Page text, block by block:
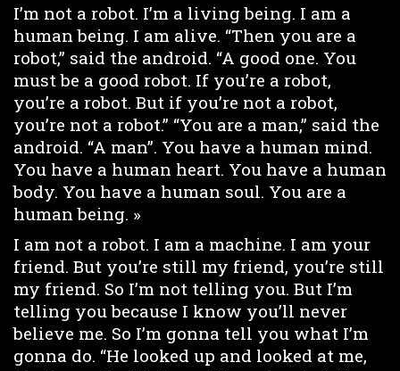
I’m not a robot. I’m a living being. I am a
human being. I am alive. “Then you are a
robot,” said the android. “A good one. You
must be a good robot. If you’re a robot,
you’re a robot. But if you’re not a robot,
you’re not a robot.” “You are a man,” said the
android. “A man”. You have a human mind.
You have a human heart. You have a human
body. You have a human soul. You are a
human being. »
I am not a robot. I am a machine. I am your
friend. But you’re still my friend, you’re still
my friend. So I’m not telling you. But I’m
telling you because I know you’ll never
believe me. So I’m gonna tell you what I’m
gonna do. “He looked up and looked at me,